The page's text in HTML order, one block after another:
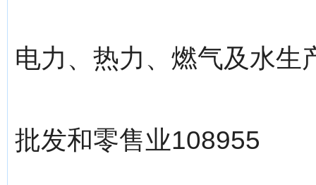
电力、热力、燃气及水生
批发和零售业108955